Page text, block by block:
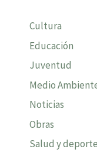
Cultura
Educación
Juventud
Medio
Noticias
Obras
Salud y deporte